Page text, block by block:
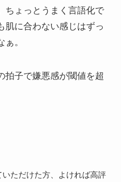
ちょっとうまく言語化で
肌に合わない感じはずっ
。
拍子で嫌悪感が閾値を超
ただけた方、よければ高評